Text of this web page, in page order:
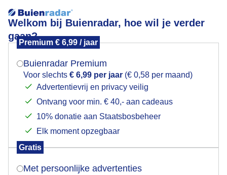
Welkom bij Buienradar, hoe wil je verder
gaan?
Premium € 6,99 / jaar
Buienradar Premium
Voor slechts € 6,99 per jaar (€ 0,58 per maand)
Advertentievrij en privacy veilig
Ontvang voor min. € 40,- aan cadeaus
10% donatie aan Staatsbosbeheer
Elk moment opzegbaar
Gratis
Met persoonlijke advertenties
Druppels
Mogen we je locatie gebruiken voor het
Indien je hier nog geen akkoord op hebt gegeven,
verschijnt er zo een pop-up uit je browser waarin
Is goed, toon de popup